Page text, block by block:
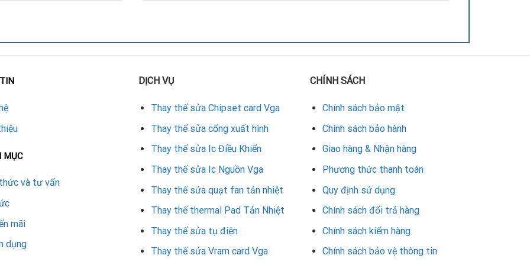
thay vỏ ngoài
giòn theo thời gian, ngàm giữ quạt dễ gãy khi tháo lắp nhiều lần.
tầm trung, card này thường bị bạc màu, xước vỏ do cường độ sử dụng cao. Việc thay vỏ sẽ giúp card phục hồi
hoạt động liên tục cũng khiến vỏ chịu áp lực nhiệt, dễ dẫn đến cong vênh hoặc phai màu.
hiện tượng vỏ nứt hoặc lỏng quạt sau vài năm.
dùng kéo dài tuổi thọ, đảm bảo hiệu suất ổn định mà không cần phải đầu tư card mới.
MỤC
và tư vấn
mãi
dụng
DỊCH VỤ
Thay thế sửa Chipset card Vga
Thay thế sửa cổng xuất hình
Thay thế sửa Ic Điều Khiển
Thay thế sửa Ic Nguồn Vga
Thay thế sửa quạt fan tản nhiệt
Thay thế thermal Pad Tản Nhiệt
Thay thế sửa tụ điện
Thay thế sửa Vram card Vga
CHÍNH SÁCH
Chính sách bảo mật
Chính sách bảo hành
Giao hàng & Nhận hàng
Phương thức thanh toán
Quy định sử dụng
Chính sách đổi trả hàng
Chính sách kiểm hàng
Chính sách bảo vệ thông tin